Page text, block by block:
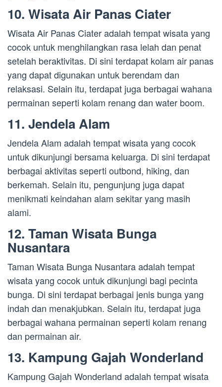
10. Wisata Air Panas Ciater
Wisata Air Panas Ciater adalah tempat wisata yang
cocok untuk menghilangkan rasa lelah dan penat
setelah beraktivitas. Di sini terdapat kolam air panas
yang dapat digunakan untuk berendam dan
relaksasi. Selain itu, terdapat juga berbagai wahana
permainan seperti kolam renang dan water boom.
11. Jendela Alam
Jendela Alam adalah tempat wisata yang cocok
untuk dikunjungi bersama keluarga. Di sini terdapat
berbagai aktivitas seperti outbond, hiking, dan
berkemah. Selain itu, pengunjung juga dapat
menikmati keindahan alam sekitar yang masih
alami.
12. Taman Wisata Bunga
Nusantara
Taman Wisata Bunga Nusantara adalah tempat
wisata yang cocok untuk dikunjungi bagi pecinta
bunga. Di sini terdapat berbagai jenis bunga yang
indah dan menakjubkan. Selain itu, terdapat juga
berbagai wahana permainan seperti kolam renang
dan permainan air.
13. Kampung Gajah Wonderland
Kampung Gajah Wonderland adalah tempat wisata